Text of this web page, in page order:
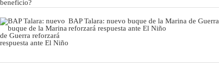
BAP Talara: nuevo buque de la Marina de Guerra
reforzará respuesta ante El Niño